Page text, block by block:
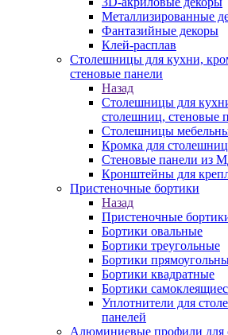
Металлизированные
Фантазийные декоры
Клей-расплав
Столешницы для кухни,
стеновые панели
Назад
Столешницы для
столешниц, стеновые
Столешницы
Кромка для столешниц
Стеновые панели из
Кронштейны для
Пристеночные бортики
Назад
Пристеночные
Бортики овальные
Бортики треугольные
Бортики
Бортики квадратные
Бортики
Уплотнители для
панелей
Алюминиевые профили для